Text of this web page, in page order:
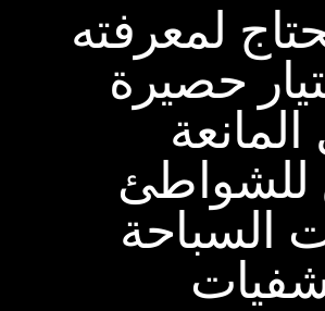
لمعرفته
حصيرة
للشواطئ
السباحة